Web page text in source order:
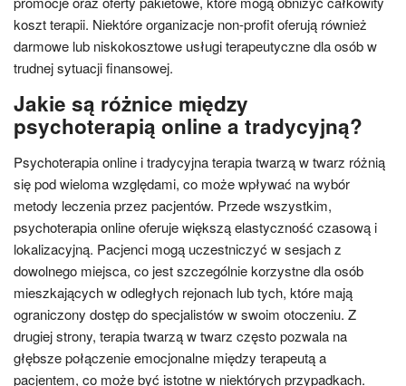
koszt terapii. Niektóre organizacje non-profit oferują również
darmowe lub niskokosztowe usługi terapeutyczne dla osób w
trudnej sytuacji finansowej.
Jakie są różnice między
psychoterapią online a tradycyjną?
Psychoterapia online i tradycyjna terapia twarzą w twarz różnią
się pod wieloma względami, co może wpływać na wybór
metody leczenia przez pacjentów. Przede wszystkim,
psychoterapia online oferuje większą elastyczność czasową i
lokalizacyjną. Pacjenci mogą uczestniczyć w sesjach z
dowolnego miejsca, co jest szczególnie korzystne dla osób
mieszkających w odległych rejonach lub tych, które mają
ograniczony dostęp do specjalistów w swoim otoczeniu. Z
drugiej strony, terapia twarzą w twarz często pozwala na
głębsze połączenie emocjonalne między terapeutą a
pacjentem, co może być istotne w niektórych przypadkach.